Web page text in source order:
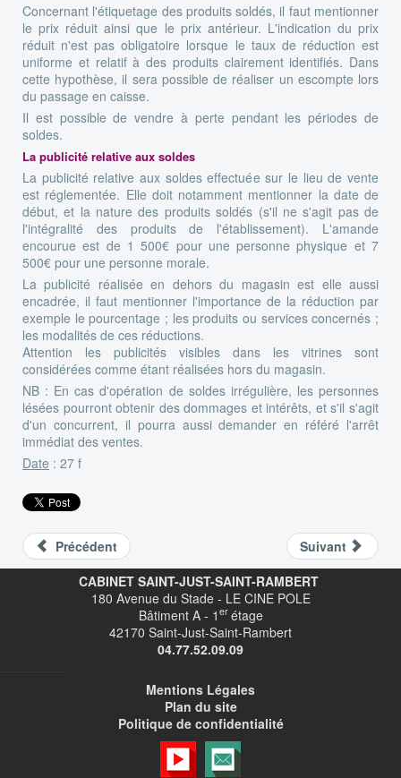
Concernant l'étiquetage des produits soldés, il faut mentionner
le prix réduit ainsi que le prix antérieur. L'indication du prix
réduit n'est pas obligatoire lorsque le taux de réduction est
uniforme et relatif à des produits clairement identifiés. Dans
cette hypothèse, il sera possible de réaliser un escompte lors
du passage en caisse.
Il est possible de vendre à perte pendant les périodes de
soldes.
La publicité relative aux soldes
La publicité relative aux soldes effectuée sur le lieu de vente
est réglementée. Elle doit notamment mentionner la date de
début, et la nature des produits soldés (s'il ne s'agit pas de
l'intégralité des produits de l'établissement). L'amande
encourue est de 1 500€ pour une personne physique et 7
500€ pour une personne morale.
La publicité réalisée en dehors du magasin est elle aussi
encadrée, il faut mentionner l'importance de la réduction par
exemple le pourcentage ; les produits ou services concernés ;
les modalités de ces réductions.
Attention les publicités visibles dans les vitrines sont
considérées comme étant réalisées hors du magasin.
NB : En cas d'opération de soldes irrégulière, les personnes
lésées pourront obtenir des dommages et intérêts, et s'il s'agit
d'un concurrent, il pourra aussi demander en référé l'arrêt
immédiat des ventes.
Date : 27 f
Précédent
Suivant
CABINET SAINT-JUST-SAINT-RAMBERT
180 Avenue du Stade - LE CINE POLE
Bâtiment A - 1 er étage
42170 Saint-Just-Saint-Rambert
04.77.52.09.09
Mentions Légales
Plan du site
Politique de confidentialité